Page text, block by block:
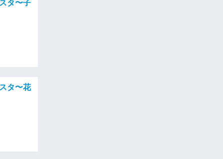
タ〜子
タ〜花